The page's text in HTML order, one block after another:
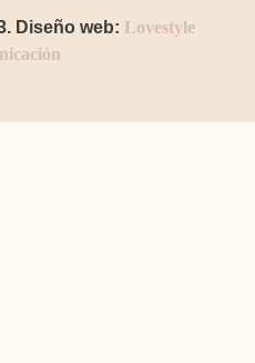
Diseño web: Lovestyle